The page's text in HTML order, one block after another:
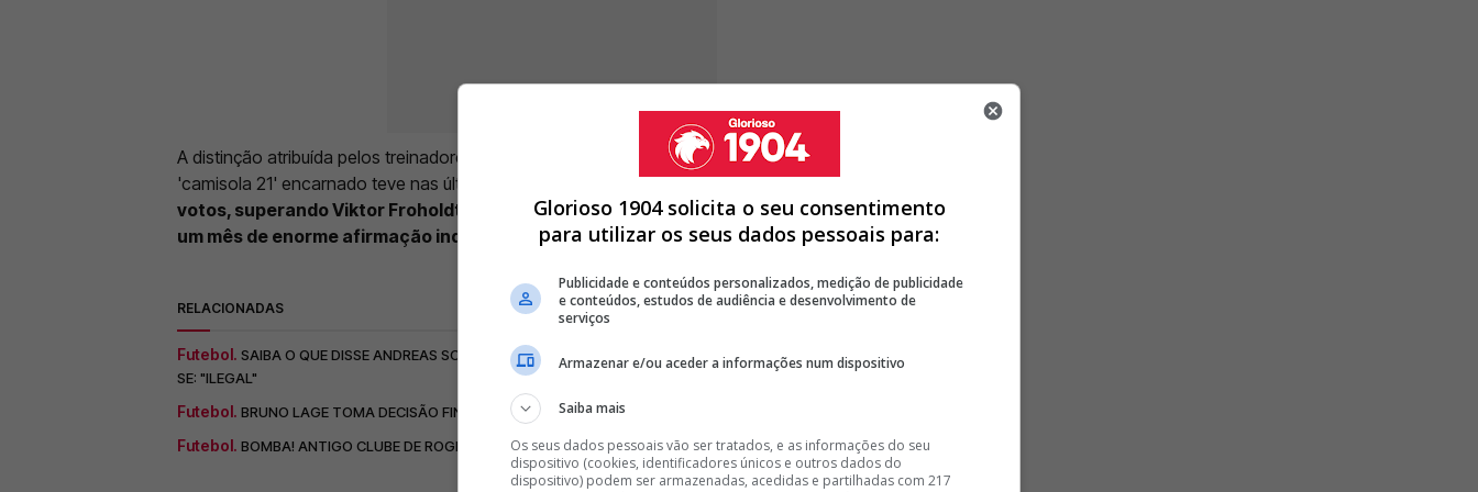
A distinção atribuída pelos treinadores principais do campeonato reforça o impacto que o
'camisola 21' encarnado teve nas últimas semanas.
Schjelderup arrecadou 15,48% dos
votos, superando Viktor Froholdt, do Porto, e Pedro Lima, do AVS SAD, fechando assim
um mês de enorme afirmação individual
RELACIONADAS
Futebol. SAIBA O QUE DISSE ANDREAS SCHELDERUP NA SALA DE AUDIÊNCIA! ATLETA DO BENFICA JUSTIFICOU-
SE: "ILEGAL"
Futebol. BRUNO LAGE TOMA DECISÃO FINAL SOBRE LUTA PELA TITULARIDADE PARA O BENFICA – FENERBAHÇE
Futebol. BOMBA! ANTIGO CLUBE DE ROGER SCHMIDT QUER LEVAR SCHJELDERUP DO BENFICA
Glorioso 1904 solicita o seu consentimento
para utilizar os seus dados pessoais para:
Publicidade e conteúdos personalizados, medição de publicidade
e conteúdos, estudos de audiência e desenvolvimento de
serviços
Armazenar e/ou aceder a informações num dispositivo
Saiba mais
Os seus dados pessoais vão ser tratados, e as informações do seu
dispositivo (cookies, identificadores únicos e outros dados do
dispositivo) podem ser armazenadas, acedidas e partilhadas com 217